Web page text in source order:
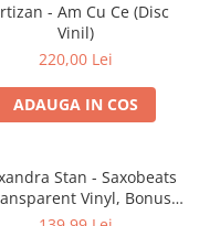
- Am Cu Ce (Disc
Vinil)
220,00 Lei
ADAUGA IN COS
Stan - Saxobeats
Vinyl, Bonus
Tracks) ) (Disc Vinil)